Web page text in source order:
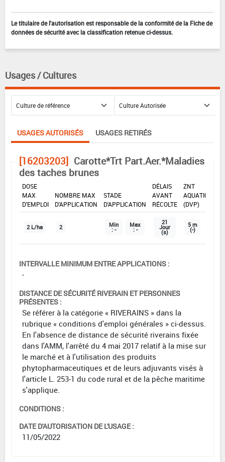
Le titulaire de l'autorisation est responsable de la conformité de la Fiche de
données de sécurité avec la classification retenue ci-dessus.
Usages / Cultures
USAGES AUTORISÉS USAGES RETIRÉS
[16203203] Carotte*Trt Part.Aer.*Maladies
des taches brunes
DOSE
MAX
D'EMPLOI
NOMBRE MAX
D'APPLICATION
STADE
D'APPLICATION
DÉLAIS
AVANT
RÉCOLTE
ZNT
AQUATIQUE
(DVP)
2 L/ha 2 Min
: -
Max
: -
21
Jour
(s)
5 m
(-)
INTERVALLE MINIMUM ENTRE APPLICATIONS :
-
DISTANCE DE SÉCURITÉ RIVERAIN ET PERSONNES
PRÉSENTES :
Se référer à la catégorie « RIVERAINS » dans la
rubrique « conditions d'emploi générales » ci-dessus.
En l'absence de distance de sécurité riverains fixée
dans l'AMM, l'arrêté du 4 mai 2017 relatif à la mise sur
le marché et à l'utilisation des produits
phytopharmaceutiques et de leurs adjuvants visés à
l'article L. 253-1 du code rural et de la pêche maritime
s'applique.
CONDITIONS :
DATE D'AUTORISATION DE L'USAGE :
11/05/2022